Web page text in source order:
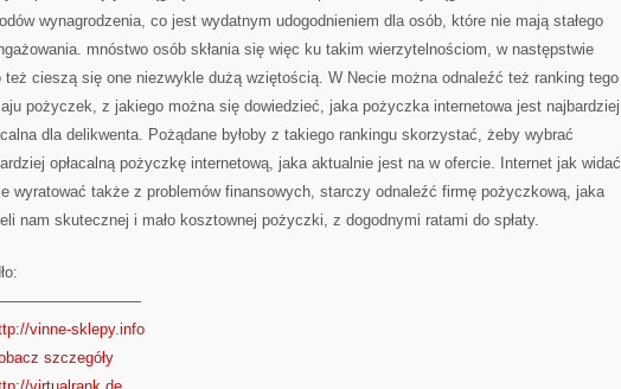
wynagrodzenia, co jest wydatnym udogodnieniem dla osób, które nie mają stałego
mnóstwo osób skłania się więc ku takim wierzytelnościom, w następstwie
też cieszą się one niezwykle dużą wziętością. W Necie można odnaleźć też ranking tego
pożyczek, z jakiego można się dowiedzieć, jaka pożyczka internetowa jest najbardziej
dla delikwenta. Pożądane byłoby z takiego rankingu skorzystać, żeby wybrać
opłacalną pożyczkę internetową, jaka aktualnie jest na w ofercie. Internet jak widać
wyratować także z problemów finansowych, starczy odnaleźć firmę pożyczkową, jaka
nam skutecznej i mało kosztownej pożyczki, z dogodnymi ratami do spłaty.
vinne-sklepy.info
szczegóły